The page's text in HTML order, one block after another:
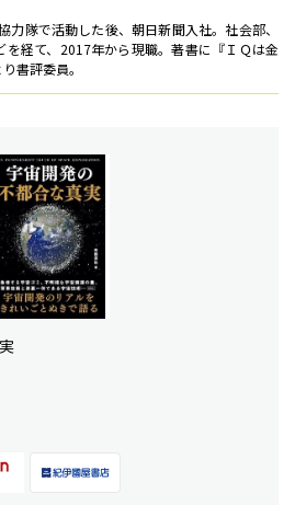
力隊で活動した後、朝日新聞入社。社会部、
経て、2017年から現職。著書に『ＩＱは金
書評委員。